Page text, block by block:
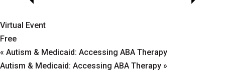
Virtual Event
Free
« Autism & Medicaid: Accessing ABA Therapy
Autism & Medicaid: Accessing ABA Therapy »